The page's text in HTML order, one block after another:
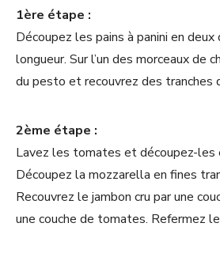
1ère étape :
Découpez les pains à panini en
longueur. Sur l’un des morceaux de
du pesto et recouvrez des tranches
2ème étape :
Lavez les tomates et découpez-les
Découpez la mozzarella en fines
Recouvrez le jambon cru par une
une couche de tomates. Refermez